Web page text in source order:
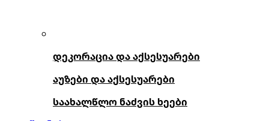
დეკორაცია და აქსესუარები
აუზები და აქსესუარები
საახალწლო ნაძვის ხეები